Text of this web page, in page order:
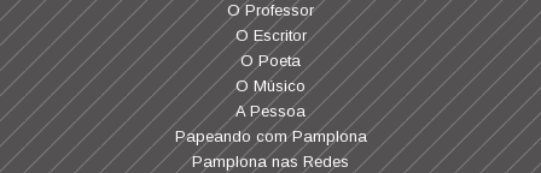
O Professor
O Escritor
O Poeta
O Músico
A Pessoa
Papeando com Pamplona
Pamplona nas Redes